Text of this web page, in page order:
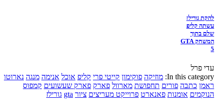
להקת גורילז
עשתה קליפ
שלם בתוך
המשחק GTA
5
עדי פרל
In this category: מוזיקה פוקימון קייטי פרי קליפ אוכל אנימה מנגה נארוטו
ראמן כתבה פורים תחפושת מארוול פארק פארק שעשועים קמפוס
הנוקמים אומנות פאנארט פרוייקט מעריצים ציור gta גורילז